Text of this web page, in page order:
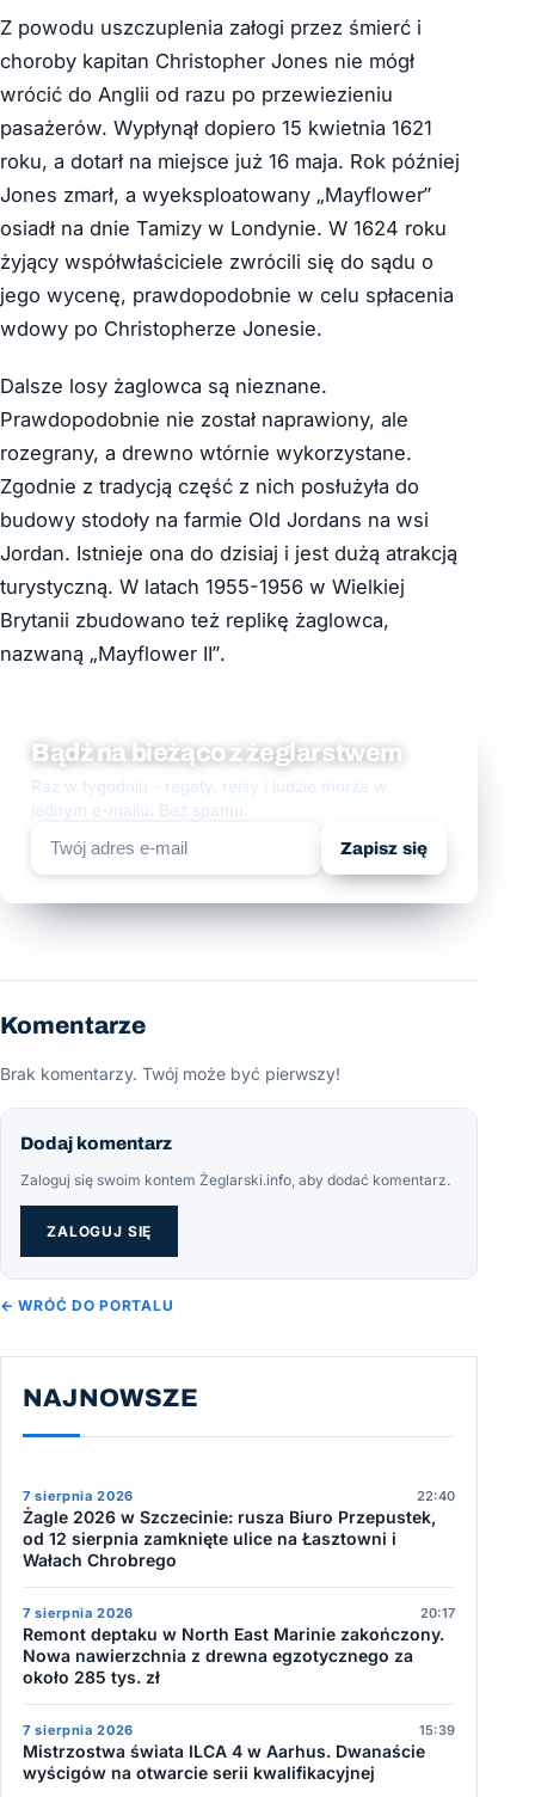
Z powodu uszczuplenia załogi przez śmierć i
choroby kapitan Christopher Jones nie mógł
wrócić do Anglii od razu po przewiezieniu
pasażerów. Wypłynął dopiero 15 kwietnia 1621
roku, a dotarł na miejsce już 16 maja. Rok później
Jones zmarł, a wyeksploatowany „Mayflower”
osiadł na dnie Tamizy w Londynie. W 1624 roku
żyjący współwłaściciele zwrócili się do sądu o
jego wycenę, prawdopodobnie w celu spłacenia
wdowy po Christopherze Jonesie.
Dalsze losy żaglowca są nieznane.
Prawdopodobnie nie został naprawiony, ale
rozegrany, a drewno wtórnie wykorzystane.
Zgodnie z tradycją część z nich posłużyła do
budowy stodoły na farmie Old Jordans na wsi
Jordan. Istnieje ona do dzisiaj i jest dużą atrakcją
turystyczną. W latach 1955-1956 w Wielkiej
Brytanii zbudowano też replikę żaglowca,
nazwaną „Mayflower II”.
Bądź na bieżąco z żeglarstwem
Raz w tygodniu - regaty, rejsy i ludzie morza w
jednym e-mailu. Bez spamu.
Zapisz się
Komentarze
Brak komentarzy. Twój może być pierwszy!
Dodaj komentarz
Zaloguj się swoim kontem Żeglarski.info, aby dodać komentarz.
ZALOGUJ SIĘ
← WRÓĆ DO PORTALU
NAJNOWSZE
7 sierpnia 2026 22:40
Żagle 2026 w Szczecinie: rusza Biuro Przepustek,
od 12 sierpnia zamknięte ulice na Łasztowni i
Wałach Chrobrego
7 sierpnia 2026 20:17
Remont deptaku w North East Marinie zakończony.
Nowa nawierzchnia z drewna egzotycznego za
około 285 tys. zł
7 sierpnia 2026 15:39
Mistrzostwa świata ILCA 4 w Aarhus. Dwanaście
wyścigów na otwarcie serii kwalifikacyjnej